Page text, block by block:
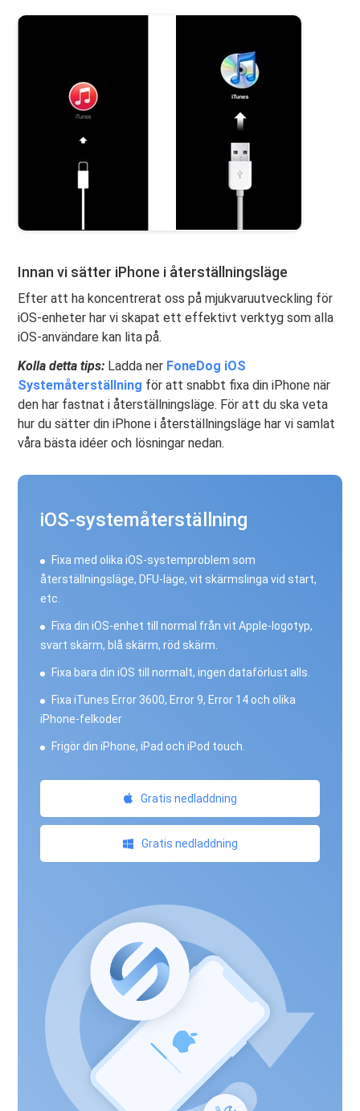
Innan vi sätter iPhone i återställningsläge
Efter att ha koncentrerat oss på mjukvaruutveckling för
iOS-enheter har vi skapat ett effektivt verktyg som alla
iOS-användare kan lita på.
Kolla detta tips: Ladda ner FoneDog iOS
Systemåterställning för att snabbt fixa din iPhone när
den har fastnat i återställningsläge. För att du ska veta
hur du sätter din iPhone i återställningsläge har vi samlat
våra bästa idéer och lösningar nedan.
iOS-systemåterställning
Fixa med olika iOS-systemproblem som
återställningsläge, DFU-läge, vit skärmslinga vid start,
etc.
Fixa din iOS-enhet till normal från vit Apple-logotyp,
svart skärm, blå skärm, röd skärm.
Fixa bara din iOS till normalt, ingen dataförlust alls.
Fixa iTunes Error 3600, Error 9, Error 14 och olika
iPhone-felkoder
Frigör din iPhone, iPad och iPod touch.
Gratis nedladdning
Gratis nedladdning